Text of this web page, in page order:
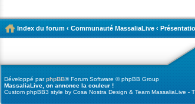
Index du forum ‹ Communauté MassaliaLive ‹
Développé parphpBB® Forum Software © phpBB Group
MassaliaLive, on annonce la couleur !
Custom phpBB3 style by Cosa Nostra Design & Team MassaliaLive -